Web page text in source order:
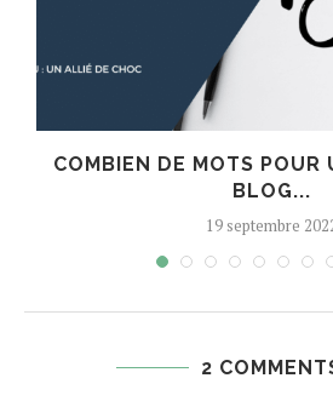
COMBIEN DE MOTS POUR
BLOG...
19 septembre
2